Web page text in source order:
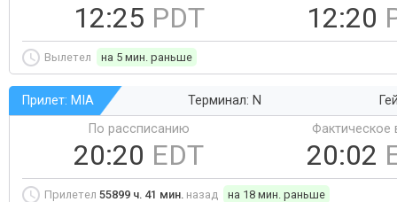
12:25 PDT 12:20
Вылетел на 5 мин. раньше
Прилет: MIA Терминал: N
По рассписанию
20:20 EDT
Фактическое
20:02
Прилетел 55899 ч. 41 мин. назад на 18 мин. раньше